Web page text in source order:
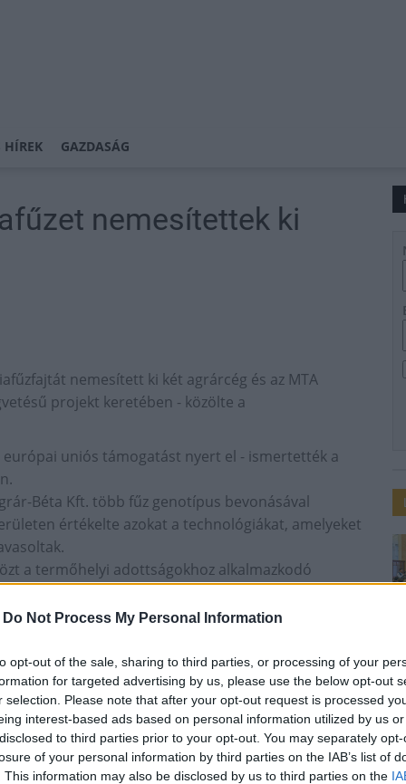
Do Not Process My Personal Information
opt-out of the sale, sharing to third parties, or processing of your
for targeted advertising by us, please use the below opt-out
selection. Please note that after your opt-out request is processed
interest-based ads based on personal information utilized by us
to third parties prior to your opt-out. You may separately
of your personal information by third parties on the IAB’s list of
This information may also be disclosed by us to third parties on the
HÍREK GAZDASÁG
nemesítettek ki
nemesített ki két agrárcég és az MTA
projekt keretében - közölte a
uniós támogatást nyert el - ismertették a
Béta Kft. több fűz genotípus bevonásával
értékelte azokat a technológiákat, amelyeket
a termőhelyi adottságokhoz alkalmazkodó
dolgozott ki, az MTA Szegedi Biológiai
olyan serkentő anyagokat, amelyekkel
kezelésével.
technológiát, amellyel megtöbbszörözhető a
az energianövény növekedése és a
Egyetem és a Debreceni Egyetem is - közölték.
a projekt kezdetén azzal indokolta a fejlesztés
van, ezért a hazai termelők főleg svéd fajtákat